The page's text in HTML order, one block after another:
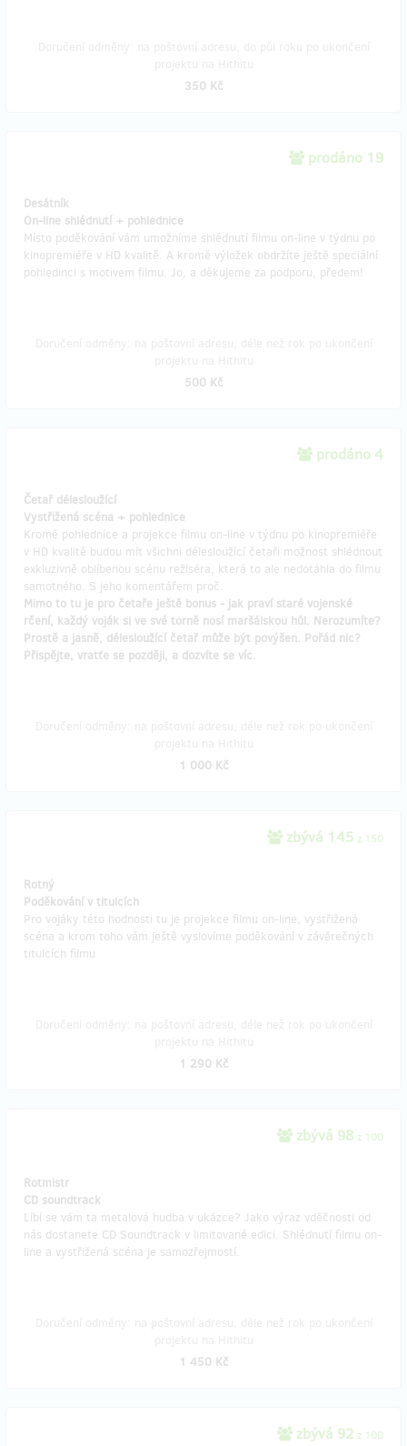
350 Kč
prodáno 19
Desátník
On-line shlédnutí + pohlednice
Místo poděkování vám umožníme shlédnutí filmu on-line v týdnu po
kinopremiéře v HD kvalitě. A kromě výložek obdržíte ještě speciální
pohledinci s motivem filmu. Jo, a děkujeme za podporu, předem!
500 Kč
prodáno 4
Četař délesloužící
Vystřižená scéna + pohlednice
Kromě pohlednice a projekce filmu on-line v týdnu po kinopremiéře
v HD kvalitě budou mít všichni délesloužící četaři možnost shlédnout
exkluzivně oblíbenou scénu režiséra, která to ale nedotáhla do filmu
samotného. S jeho komentářem proč.
Mimo to tu je pro četaře ještě bonus - jak praví staré vojenské
rčení, každý voják si ve své torně nosí maršálskou hůl. Nerozumíte?
Prostě a jasně, délesloužící četař může být povýšen. Pořád nic?
Přispějte, vratťe se později, a dozvíte se víc.
1 000 Kč
zbývá 145 z 150
Rotný
Poděkování v titulcích
Pro vojáky této hodnosti tu je projekce filmu on-line, vystřižená
scéna a krom toho vám ještě vyslovíme poděkování v závěrečných
titulcích filmu
1 290 Kč
zbývá 98 z 100
Rotmistr
CD soundtrack
Líbí se vám ta metalová hudba v ukázce? Jako výraz vděčnosti od
nás dostanete CD Soundtrack v limitované edici. Shlédnutí filmu on-
line a vystřižená scéna je samozřejmostí.
1 450 Kč
zbývá 92 z 100